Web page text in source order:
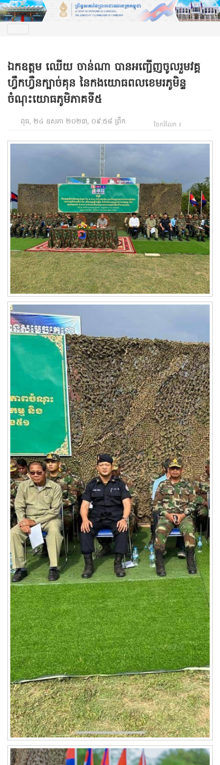
ឯកឧត្តម ឈើយ ចាន់ណា បានអញ្ជើញចូលរួមវគ្គ
ហ្វឹកហ្វឺនក្បាច់គុន នៃកងយោធពលខេមរភូមិន្ទ
ចំណុះយោធភូមិភាគទី៥
ពុធ, ២៤ ឧសភា ២០២៣, ០៩:៥៨ ព្រឹក ចែករំលែក ៖